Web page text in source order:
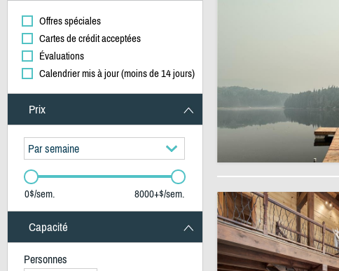
Offres spéciales
Cartes de crédit acceptées
Évaluations
Calendrier mis à jour (moins de 14 jours)
Prix
Par semaine
0$/sem. 8000+$/sem.
Capacité
Personnes